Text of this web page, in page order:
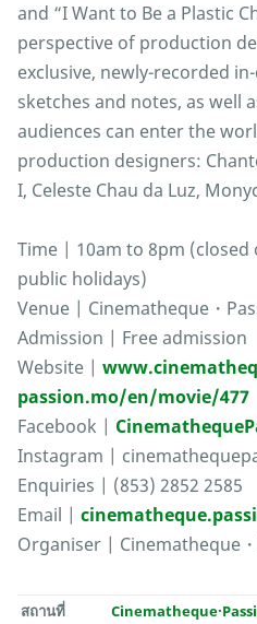
and “I Want to Be a Plastic
perspective of production
exclusive, newly-recorded
sketches and notes, as well
audiences can enter the
production designers:
I, Celeste Chau da Luz,
Time | 10am to 8pm (closed
public holidays)
Venue | Cinematheque・
Admission | Free admission
Website |
passion.mo/en/movie/477
Facebook |
Instagram |
Enquiries | (853) 2852 2585
Email |
Organiser | Cinematheque
สถานที่